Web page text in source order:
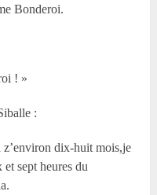
Bonderoi.
! »
:
z’environ dix-huit mois,je
sept heures du